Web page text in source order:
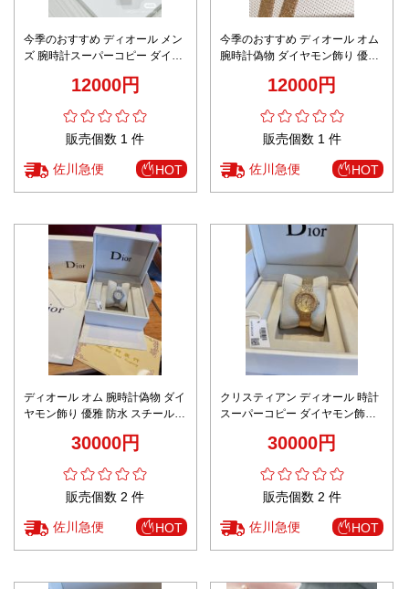
今季のおすすめ ディオール メン
ズ 腕時計スーパーコピー ダイヤ
ド 女性 シルバー12000円
販売個数 1 件
佐川急便 HOT
今季のおすすめ ディオール オム
腕時計偽物 ダイヤモン飾り 優雅
12000円
販売個数 1 件
佐川急便 HOT
ディオール オム 腕時計偽物 ダイ
ヤモン飾り 優雅 防水 スチールバ
30000円
販売個数 2 件
佐川急便 HOT
クリスティアン ディオール 時計
スーパーコピー ダイヤモン飾り
30000円
販売個数 2 件
佐川急便 HOT